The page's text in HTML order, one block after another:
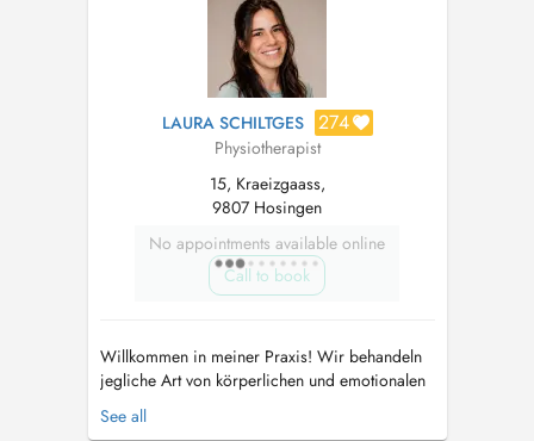
LAURA SCHILTGES 274
Physiotherapist
15, Kraeizgaass,
9807 Hosingen
No appointments available online
Call to book
Willkommen in meiner Praxis! Wir behandeln
jegliche Art von körperlichen und emotionalen
Blockaden. Bei uns wird jeder Patient
ganzheitlich behandelt, ob Rückenschmerzen,
See all